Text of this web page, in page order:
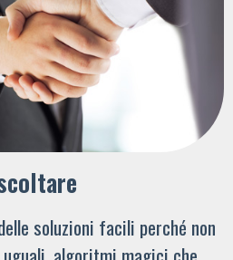
soluzioni facili perché non